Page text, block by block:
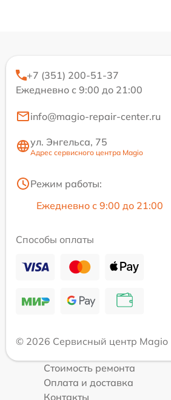
+7 (351) 200-51-37
Ежедневно с 9:00 до 21:00
info@magio-repair-center.ru
ул. Энгельса, 75
Адрес сервисного центра Magio
Режим работы:
Ежедневно с 9:00 до 21:00
Способы оплаты
© 2026 Сервисный центр Magio
Стоимость ремонта
Оплата и доставка
Контакты